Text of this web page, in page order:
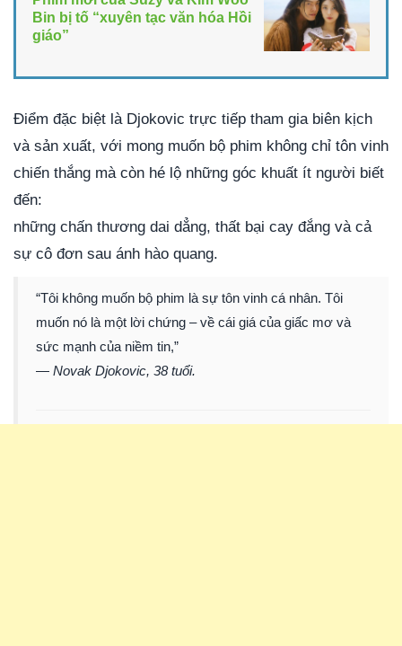
Bin bị tố “xuyên tạc văn hóa Hồi
giáo”
Điểm đặc biệt là Djokovic trực tiếp tham gia biên kịch
và sản xuất, với mong muốn bộ phim không chỉ tôn vinh
chiến thắng mà còn hé lộ những góc khuất ít người biết
đến:
những chấn thương dai dẳng, thất bại cay đắng và cả
sự cô đơn sau ánh hào quang.
“Tôi không muốn bộ phim là sự tôn vinh cá nhân. Tôi
muốn nó là một lời chứng – về cái giá của giấc mơ và
sức mạnh của niềm tin,”
— Novak Djokovic, 38 tuổi.